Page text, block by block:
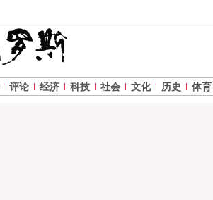
评论 经济 科技 社会 文化 历史 体育